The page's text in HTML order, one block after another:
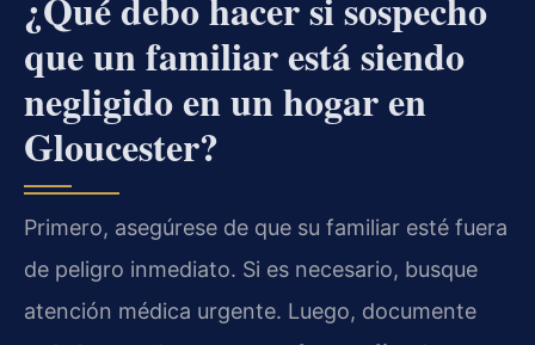
que un familiar está siendo
negligido en un hogar en
Gloucester?
Primero, asegúrese de que su familiar esté fuera
de peligro inmediato. Si es necesario, busque
atención médica urgente. Luego, documente